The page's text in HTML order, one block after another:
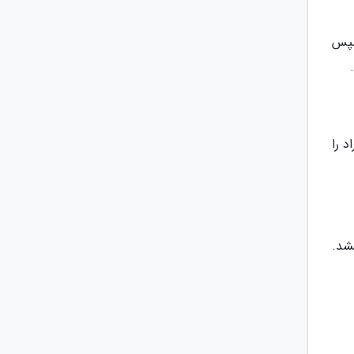
برسد. سپس
درجه سانتی گراد را
هم طول بکشد.